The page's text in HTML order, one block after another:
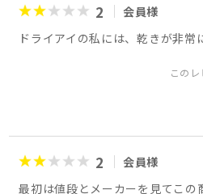
2
会員様
ドライアイの私には、乾きが非常
この
2
会員様
最初は値段とメーカーを見てこの